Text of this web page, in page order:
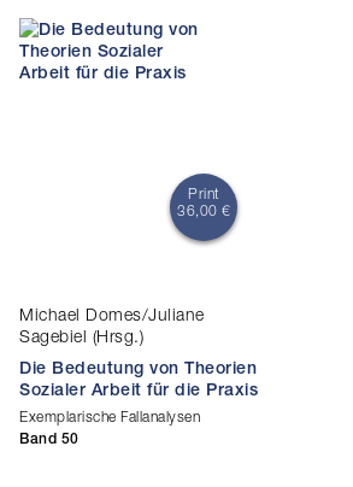
Print
36,00 €
Michael Domes/Juliane
Sagebiel (Hrsg.)
Die Bedeutung von Theorien
Sozialer Arbeit für die Praxis
Exemplarische Fallanalysen
Band 50